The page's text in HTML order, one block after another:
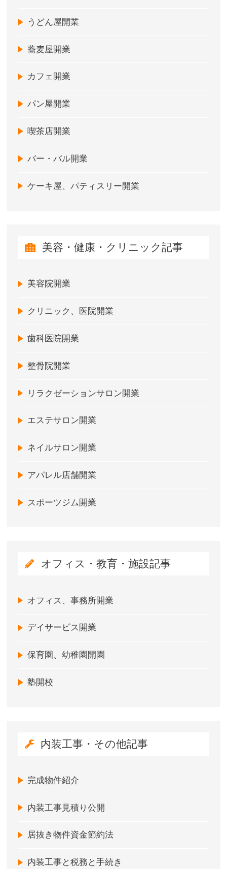
うどん屋開業
蕎麦屋開業
カフェ開業
パン屋開業
喫茶店開業
バー・バル開業
ケーキ屋、パティスリー開業
美容・健康・クリニック記事
美容院開業
クリニック、医院開業
歯科医院開業
整骨院開業
リラクゼーションサロン開業
エステサロン開業
ネイルサロン開業
アパレル店舗開業
スポーツジム開業
オフィス・教育・施設記事
オフィス、事務所開業
デイサービス開業
保育園、幼稚園開園
塾開校
内装工事・その他記事
完成物件紹介
内装工事見積り公開
居抜き物件資金節約法
内装工事と税務と手続き